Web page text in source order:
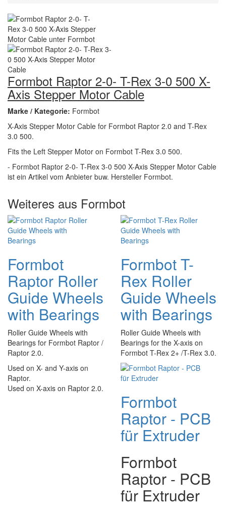
Formbot Raptor 2-0- T-Rex 3-0 500 X-
Axis Stepper Motor Cable
Marke / Kategorie: Formbot
X-Axis Stepper Motor Cable for Formbot Raptor 2.0 and T-Rex
3.0 500.
Fits the Left Stepper Motor on Formbot T-Rex 3.0 500.
- Formbot Raptor 2-0- T-Rex 3-0 500 X-Axis Stepper Motor Cable
ist ein Artikel vom Anbieter buw. Hersteller Formbot.
Weiteres aus Formbot
Formbot
Raptor Roller
Guide Wheels
with Bearings
Roller Guide Wheels with
Bearings for Formbot Raptor /
Raptor 2.0.
Used on X- and Y-axis on
Raptor.
Used on X-axis on Raptor 2.0.
Formbot T-
Rex Roller
Guide Wheels
with Bearings
Roller Guide Wheels with
Bearings for the X-axis on
Formbot T-Rex 2+ /T-Rex 3.0.
Formbot
Raptor - PCB
für Extruder
Formbot
Raptor - PCB
für Extruder